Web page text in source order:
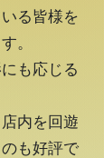
る皆様を
。
も応じる
内を回遊
も好評で